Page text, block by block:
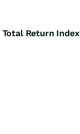
Total Return Index